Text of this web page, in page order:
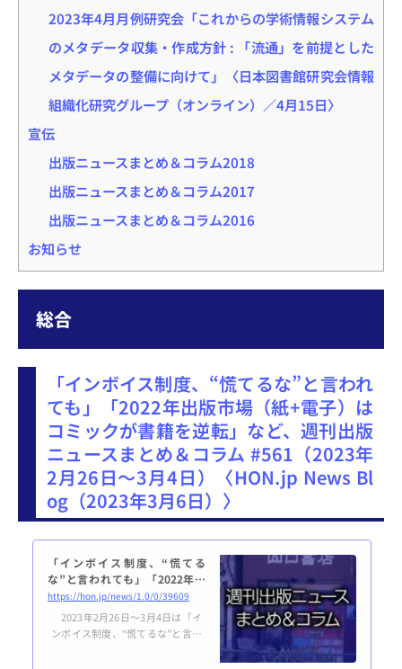
2023年4月月例研究会「これからの学術情報システム
のメタデータ収集・作成方針 : 「流通」を前提とした
メタデータの整備に向けて」〈日本図書館研究会情報
組織化研究グループ（オンライン）／4月15日〉
宣伝
出版ニュースまとめ＆コラム2018
出版ニュースまとめ＆コラム2017
出版ニュースまとめ＆コラム2016
お知らせ
総合
「インボイス制度、“慌てるな”と言われ
ても」「2022年出版市場（紙+電子）は
コミックが書籍を逆転」など、週刊出版
ニュースまとめ＆コラム #561（2023年
2月26日～3月4日）〈HON.jp News Bl
og（2023年3月6日）〉
「インボイス制度、“慌てる
な”と言われても」「2022年出
版市場（紙+電子）はコミックが
書籍を逆転」など、週刊出版
ニュースまとめ＆コラム #561
（2023年2月26日～3月4日）
https://hon.jp/news/1.0/0/39609
2023年2月26日～3月4日は「イ
ンボイス制度、“慌てるな”と言わ